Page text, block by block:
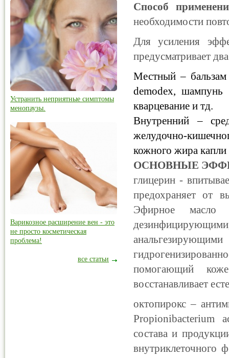
Способ
необходимости
Для усиления
предусматривает
Местный –
demodex,
кварцевание и тд.
Внутренний –
желудочно-
кожного жира
ОСНОВНЫЕ
глицерин -
предохраняет от
Эфирное масло
помогающий
восстанавливает
октопирокс –
Propionibacterium
состава и
внутриклеточного
Устранить неприятные симптомы
менопаузы.
Варикозное расширение вен - это
не просто косметическая
проблема!
все статьи